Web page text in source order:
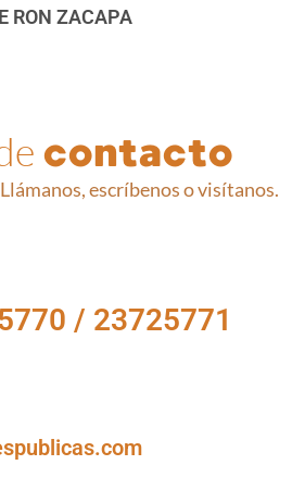
RON ZACAPA
contacto
Llámanos, escríbenos o visítanos.
/ 23725771